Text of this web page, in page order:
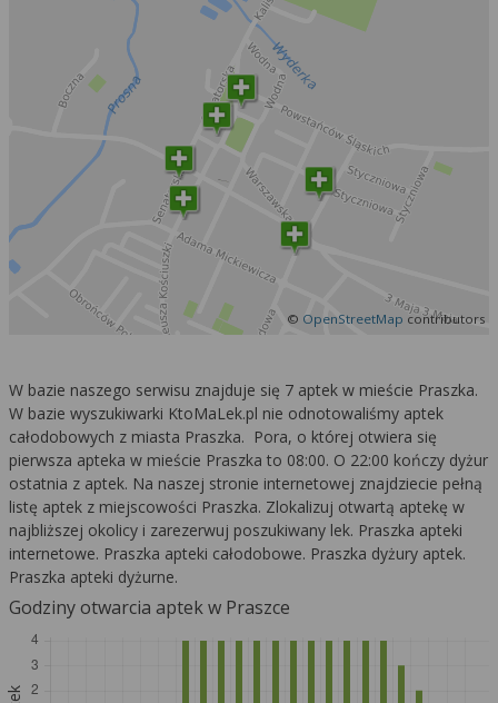
© OpenStreetMap contributors
W bazie naszego serwisu znajduje się 7 aptek w mieście Praszka.
W bazie wyszukiwarki KtoMaLek.pl nie odnotowaliśmy aptek
całodobowych z miasta Praszka. Pora, o której otwiera się
pierwsza apteka w mieście Praszka to 08:00. O 22:00 kończy dyżur
ostatnia z aptek. Na naszej stronie internetowej znajdziecie pełną
listę aptek z miejscowości Praszka. Zlokalizuj otwartą aptekę w
najbliższej okolicy i zarezerwuj poszukiwany lek. Praszka apteki
internetowe. Praszka apteki całodobowe. Praszka dyżury aptek.
Praszka apteki dyżurne.
Godziny otwarcia aptek w Praszce